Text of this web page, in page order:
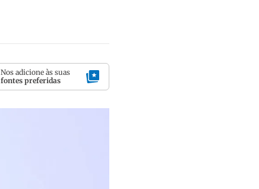
Nos adicione às suas
fontes preferidas